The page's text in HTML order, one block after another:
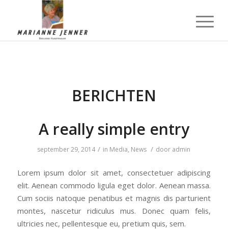
BERICHTEN
A really simple entry
september 29, 2014 / in Media, News / door admin
Lorem ipsum dolor sit amet, consectetuer adipiscing
elit. Aenean commodo ligula eget dolor. Aenean massa.
Cum sociis natoque penatibus et magnis dis parturient
montes, nascetur ridiculus mus. Donec quam felis,
ultricies nec, pellentesque eu, pretium quis, sem.